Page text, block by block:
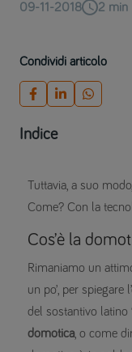
09-11-2018 2 min
Condividi articolo
Indice
Tuttavia, a suo
Come? Con la
Cos’è la
Rimaniamo un
un po’, per
del sostantivo latino
domotica , o come